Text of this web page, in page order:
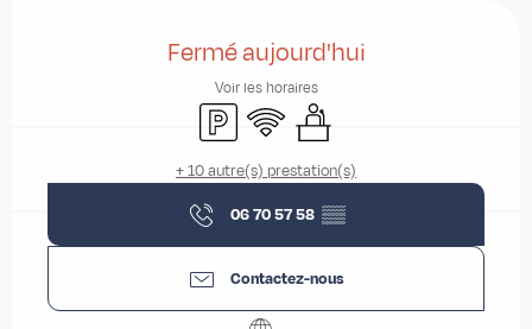
Fermé aujourd'hui
Voir les horaires
ParkingWiFi Séminaires
+ 10 autre(s) prestation(s)
06 70 57 58 ▒▒
Contactez-nous